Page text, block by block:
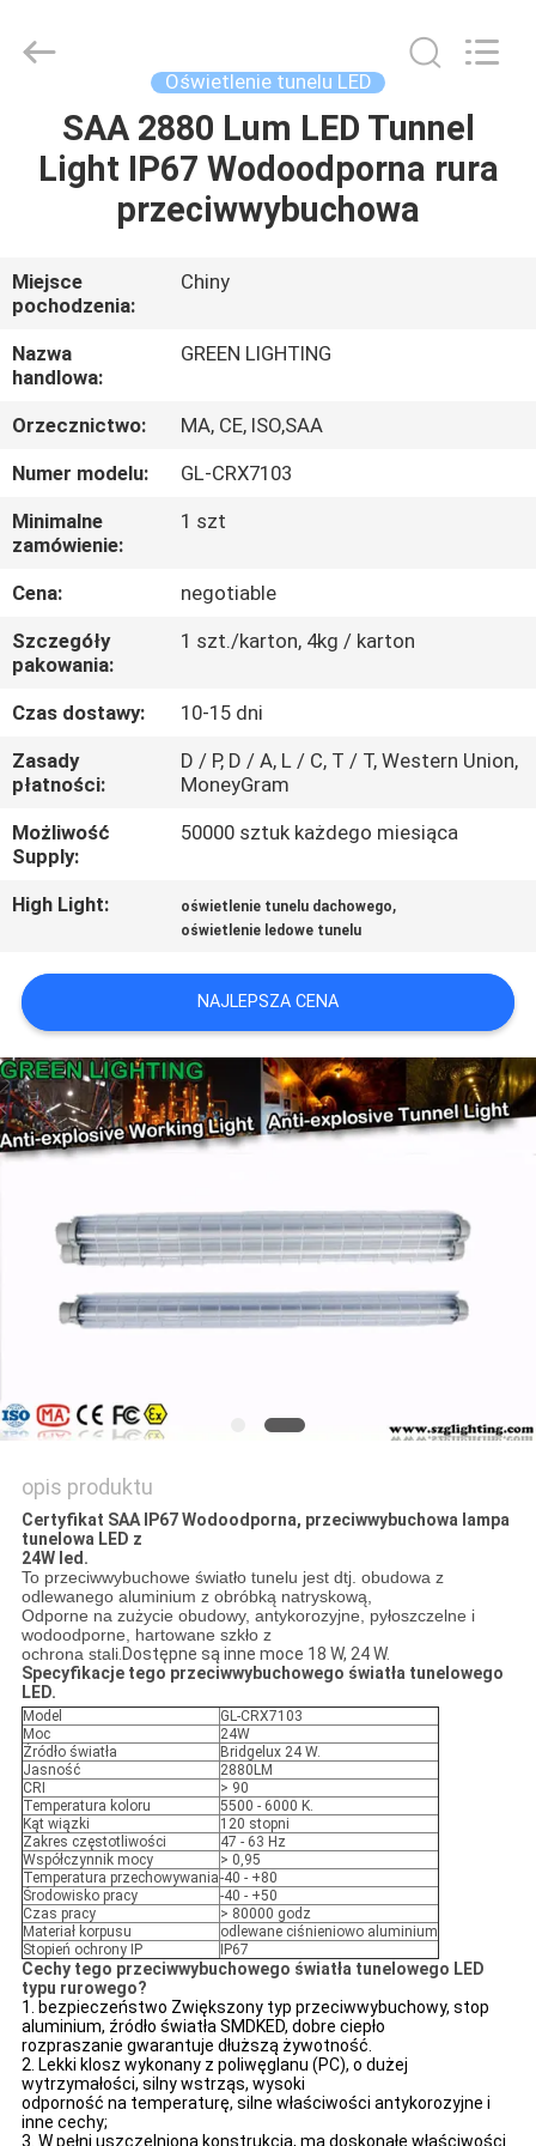
DOM
PRODUKTY
O
NAS
WYCIECZKA
PO
FABRYCE
KONTROLA
JAKOŚCI
SKONTAKTUJ
SIĘ
Z
NAMI
POPROSIĆ
O
SITEMAP
PRIVACY
POLICY
2017
TECHNOLOGY
Oświetlenie tunelu LED
SAA 2880 Lum LED Tunnel
Light IP67 Wodoodporna rura
przeciwwybuchowa
Miejsce
pochodzenia:
Chiny
Nazwa
handlowa:
GREEN LIGHTING
Orzecznictwo:
MA, CE, ISO,SAA
Numer modelu:
GL-CRX7103
Minimalne
zamówienie:
1 szt
Cena:
negotiable
Szczegóły
pakowania:
1 szt./karton, 4kg / karton
Czas dostawy:
10-15 dni
Zasady
płatności:
D / P, D / A, L / C, T / T, Western Union,
MoneyGram
Możliwość
Supply:
50000 sztuk każdego miesiąca
High Light: oświetlenie tunelu dachowego,
oświetlenie ledowe tunelu
NAJLEPSZA CENA
opis produktu
Certyfikat SAA IP67 Wodoodporna, przeciwwybuchowa lampa
tunelowa LED z
24W led.
To przeciwwybuchowe światło tunelu jest dtj. obudowa z
odlewanego aluminium z obróbką natryskową,
Odporne na zużycie obudowy, antykorozyjne, pyłoszczelne i
wodoodporne, hartowane szkło z
ochrona stali.Dostępne są inne moce 18 W, 24 W.
Specyfikacje tego przeciwwybuchowego światła tunelowego
LED.
Model
GL-CRX7103
Moc
24W
Źródło światła
Bridgelux 24 W.
Jasność
2880LM
CRI
> 90
Temperatura koloru
5500 - 6000 K.
Kąt wiązki
120 stopni
Zakres częstotliwości
47 - 63 Hz
Współczynnik mocy
> 0,95
Temperatura przechowywania-40 - +80
Środowisko pracy
-40 - +50
Czas pracy
> 80000 godz
Materiał korpusu
odlewane ciśnieniowo aluminium
Stopień ochrony IP
IP67
Cechy tego przeciwwybuchowego światła tunelowego LED
typu rurowego?
1. bezpieczeństwo Zwiększony typ przeciwwybuchowy, stop
aluminium, źródło światła SMDKED, dobre ciepło
rozpraszanie gwarantuje dłuższą żywotność.
2. Lekki klosz wykonany z poliwęglanu (PC), o dużej
wytrzymałości, silny wstrząs, wysoki
odporność na temperaturę, silne właściwości antykorozyjne i
inne cechy;
3. W pełni uszczelniona konstrukcja, ma doskonałe właściwości